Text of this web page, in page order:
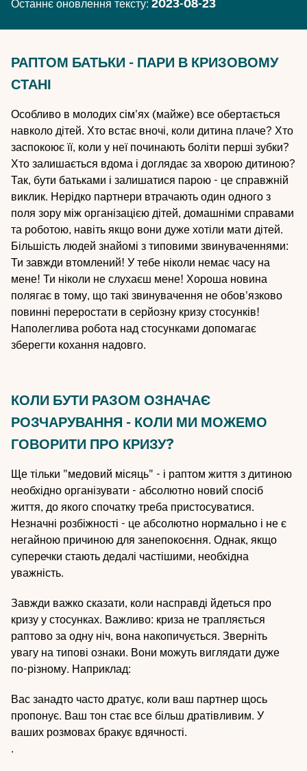
Останнє оновлення тексту: 2023-08-23
РАПТОМ БАТЬКИ - ПАРИ В КРИЗОВОМУ
СТАНІ
Особливо в молодих сім'ях (майже) все обертається
навколо дітей. Хто встає вночі, коли дитина плаче? Хто
заспокоює її, коли у неї починають боліти перші зубки?
Хто залишається вдома і доглядає за хворою дитиною?
Так, бути батьками і залишатися парою - це справжній
виклик. Нерідко партнери втрачають один одного з
поля зору між організацією дітей, домашніми справами
та роботою, навіть якщо вони дуже хотіли мати дітей.
Більшість людей знайомі з типовими звинуваченнями:
Ти завжди втомлений! У тебе ніколи немає часу на
мене! Ти ніколи не слухаєш мене! Хороша новина
полягає в тому, що такі звинувачення не обов'язково
повинні переростати в серйозну кризу стосунків!
Наполеглива робота над стосунками допомагає
зберегти кохання надовго.
КОЛИ БУТИ РАЗОМ ОЗНАЧАЄ
РОЗЧАРУВАННЯ - КОЛИ МИ МОЖЕМО
ГОВОРИТИ ПРО КРИЗУ?
Ще тільки "медовий місяць" - і раптом життя з дитиною
необхідно організувати - абсолютно новий спосіб
життя, до якого спочатку треба пристосуватися.
Незначні розбіжності - це абсолютно нормально і не є
негайною причиною для занепокоєння. Однак, якщо
суперечки стають дедалі частішими, необхідна
уважність.
Завжди важко сказати, коли насправді йдеться про
кризу у стосунках. Важливо: криза не трапляється
раптово за одну ніч, вона накопичується. Зверніть
увагу на типові ознаки. Вони можуть виглядати дуже
по-різному. Наприклад:
Вас занадто часто дратує, коли ваш партнер щось
пропонує. Ваш тон стає все більш дратівливим. У
ваших розмовах бракує вдячності.
.